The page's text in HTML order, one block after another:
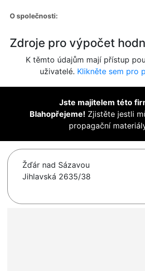
O společnosti:
Zdroje pro výpočet
K těmto údajům mají přístup
uživatelé. Klikněte sem pro
Jste majitelem této
Blahopřejeme! Zjistěte jestli
propagační
Žďár nad Sázavou
Jihlavská 2635/38